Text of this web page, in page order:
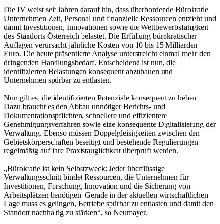
Die IV weist seit Jahren darauf hin, dass überbordende Bürokratie
Unternehmen Zeit, Personal und finanzielle Ressourcen entzieht und
damit Investitionen, Innovationen sowie die Wettbewerbsfähigkeit
des Standorts Österreich belastet. Die Erfüllung bürokratischer
Auflagen verursacht jährliche Kosten von 10 bis 15 Milliarden
Euro. Die heute präsentierte Analyse unterstreicht einmal mehr den
dringenden Handlungsbedarf. Entscheidend ist nun, die
identifizierten Belastungen konsequent abzubauen und
Unternehmen spürbar zu entlasten.
Nun gilt es, die identifizierten Potenziale konsequent zu heben.
Dazu braucht es den Abbau unnötiger Berichts- und
Dokumentationspflichten, schnellere und effizientere
Genehmigungsverfahren sowie eine konsequente Digitalisierung der
Verwaltung. Ebenso müssen Doppelgleisigkeiten zwischen den
Gebietskörperschaften beseitigt und bestehende Regulierungen
regelmäßig auf ihre Praxistauglichkeit überprüft werden.
„Bürokratie ist kein Selbstzweck: Jeder überflüssige
Verwaltungsschritt bindet Ressourcen, die Unternehmen für
Investitionen, Forschung, Innovation und die Sicherung von
Arbeitsplätzen benötigen. Gerade in der aktuellen wirtschaftlichen
Lage muss es gelingen, Betriebe spürbar zu entlasten und damit den
Standort nachhaltig zu stärken“, so Neumayer.